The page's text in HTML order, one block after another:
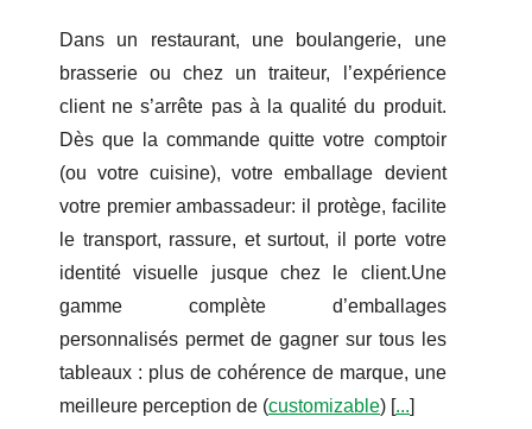
Dans un restaurant, une boulangerie, une
brasserie ou chez un traiteur, l’expérience
client ne s’arrête pas à la qualité du produit.
Dès que la commande quitte votre comptoir
(ou votre cuisine), votre emballage devient
votre premier ambassadeur: il protège, facilite
le transport, rassure, et surtout, il porte votre
identité visuelle jusque chez le client.Une
gamme complète d’emballages
personnalisés permet de gagner sur tous les
tableaux : plus de cohérence de marque, une
meilleure perception de (customizable) [...]